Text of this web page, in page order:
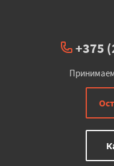
+375